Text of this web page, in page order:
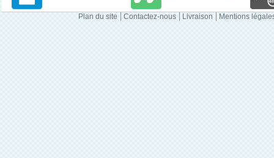
Plan du site Contactez-nous Livraison Mentions